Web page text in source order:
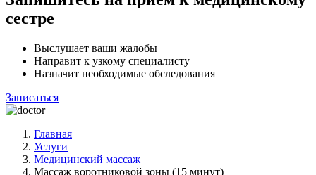
сестре
Выслушает ваши жалобы
Направит к узкому специалисту
Назначит необходимые обследования
Записаться
Главная
Услуги
Медицинский массаж
Массаж воротниковой зоны (15 минут)